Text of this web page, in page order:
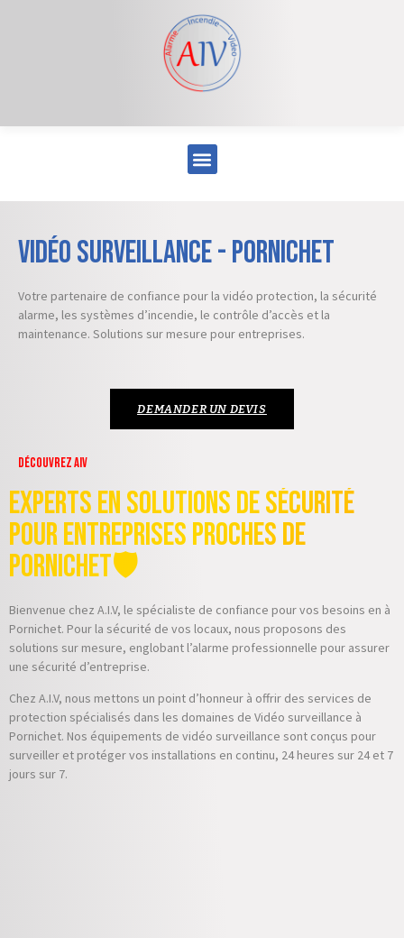
Vidéo surveillance - Pornichet
Votre partenaire de confiance pour la vidéo protection, la sécurité
alarme, les systèmes d’incendie, le contrôle d’accès et la
maintenance. Solutions sur mesure pour entreprises.
DEMANDER UN DEVIS
Découvrez AIV
Experts en Solutions de Sécurité
pour Entreprises proches de
Pornichet🛡️
Bienvenue chez A.I.V, le spécialiste de confiance pour vos besoins en à
Pornichet. Pour la sécurité de vos locaux, nous proposons des
solutions sur mesure, englobant l’alarme professionnelle pour assurer
une sécurité d’entreprise.
Chez A.I.V, nous mettons un point d’honneur à offrir des services de
protection spécialisés dans les domaines de Vidéo surveillance à
Pornichet. Nos équipements de vidéo surveillance sont conçus pour
surveiller et protéger vos installations en continu, 24 heures sur 24 et 7
jours sur 7.